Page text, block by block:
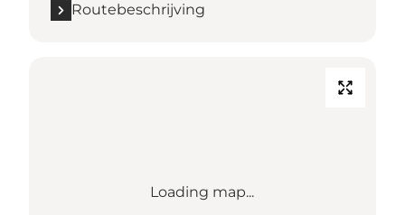
Routebeschrijving
Loading map...